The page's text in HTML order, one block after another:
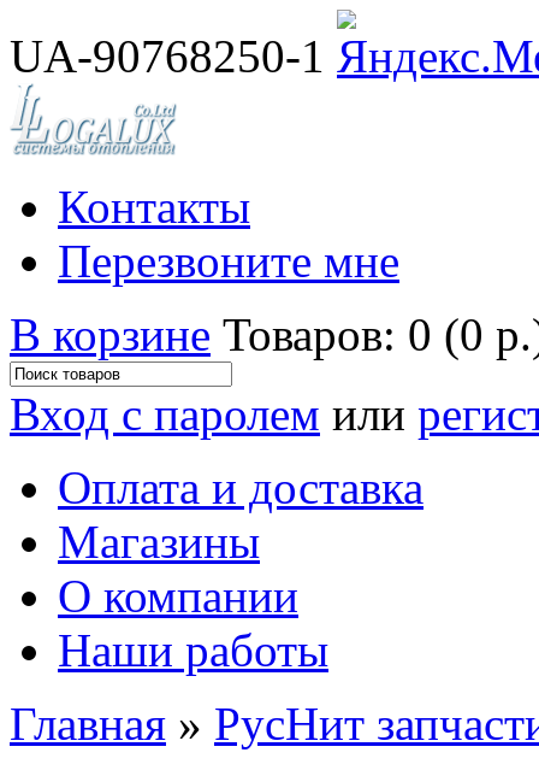
UA-90768250-1
Контакты
Перезвоните мне
В корзине Товаров: 0 (0
Вход с паролем или
Оплата и доставка
Магазины
О компании
Наши работы
Главная » РусНит